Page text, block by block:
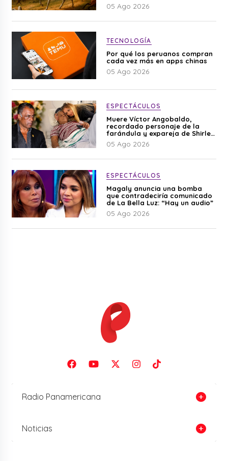
05 Ago 2026
TECNOLOGÍA
Por qué los peruanos compran
cada vez más en apps chinas
05 Ago 2026
ESPECTÁCULOS
Muere Víctor Angobaldo,
recordado personaje de la
farándula y expareja de Shirley
Cherres
05 Ago 2026
ESPECTÁCULOS
Magaly anuncia una bomba
que contradeciría comunicado
de La Bella Luz: “Hay un audio”
05 Ago 2026
Radio Panamericana
Noticias